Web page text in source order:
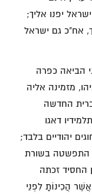
יפנו אליך;
אח"כ גם ישראל
הביאה כפרה
מזמינה אליה
החדשה
דאגו
יהודיים בלבד;
התפשטה בשורת
החסיד זכתה
הֲכִינוֹתָ לִפְנֵי